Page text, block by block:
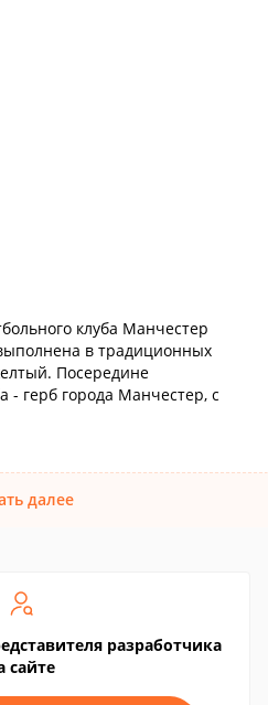
клуба Манчестер
в традиционных
Посередине
- герб города Манчестер, с
далее
разработчика
сайте